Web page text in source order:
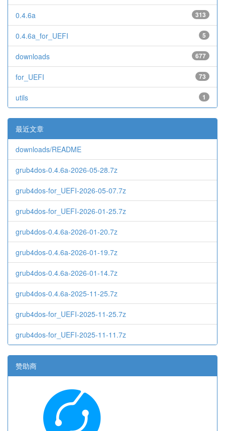
313
0.4.6a
5
0.4.6a_for_UEFI
677
downloads
73
for_UEFI
1
utils
最近文章
downloads/README
grub4dos-0.4.6a-2026-05-28.7z
grub4dos-for_UEFI-2026-05-07.7z
grub4dos-for_UEFI-2026-01-25.7z
grub4dos-0.4.6a-2026-01-20.7z
grub4dos-0.4.6a-2026-01-19.7z
grub4dos-0.4.6a-2026-01-14.7z
grub4dos-0.4.6a-2025-11-25.7z
grub4dos-for_UEFI-2025-11-25.7z
grub4dos-for_UEFI-2025-11-11.7z
赞助商